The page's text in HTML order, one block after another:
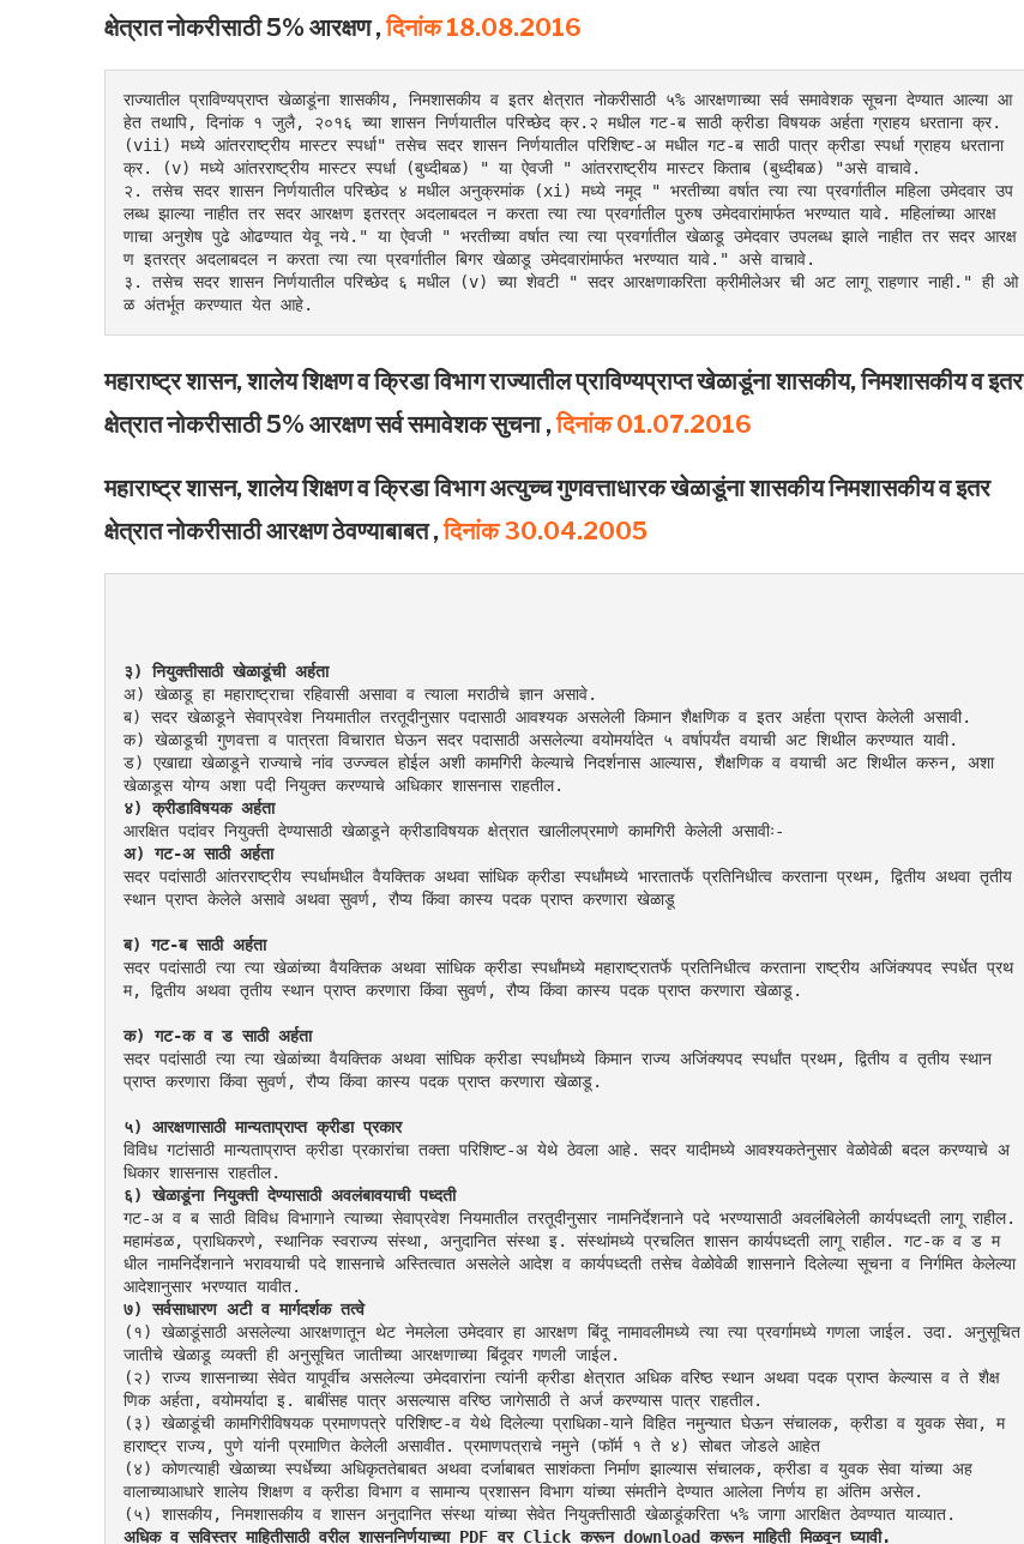
क्षेत्रात नोकरीसाठी 5% आरक्षण ,दिनांक 18.08.2016
राज्यातील प्राविण्यप्राप्त खेळाडूंना शासकीय, निमशासकीय व इतर क्षेत्रात नोकरीसाठी ५% आरक्षणाच्या सर्व समावेशक सूचना देण्यात आल्या आ
हेत तथापि, दिनांक १ जुलै, २०१६ च्या शासन निर्णयातील परिच्छेद क्र.२ मधील गट-ब साठी क्रीडा विषयक अर्हता ग्राहय धरताना क्र.
(vii) मध्ये आंतरराष्ट्रीय मास्टर स्पर्धा" तसेच सदर शासन निर्णयातील परिशिष्ट-अ मधील गट-ब साठी पात्र क्रीडा स्पर्धा ग्राहय धरताना
क्र. (v) मध्ये आंतरराष्ट्रीय मास्टर स्पर्धा (बुध्दीबळ) " या ऐवजी " आंतरराष्ट्रीय मास्टर किताब (बुध्दीबळ) "असे वाचावे.
२. तसेच सदर शासन निर्णयातील परिच्छेद ४ मधील अनुक्रमांक (xi) मध्ये नमूद " भरतीच्या वर्षात त्या त्या प्रवर्गातील महिला उमेदवार उप
लब्ध झाल्या नाहीत तर सदर आरक्षण इतरत्र अदलाबदल न करता त्या त्या प्रवर्गातील पुरुष उमेदवारांमार्फत भरण्यात यावे. महिलांच्या आरक्ष
णाचा अनुशेष पुढे ओढण्यात येवू नये." या ऐवजी " भरतीच्या वर्षात त्या त्या प्रवर्गातील खेळाडू उमेदवार उपलब्ध झाले नाहीत तर सदर आरक्ष
ण इतरत्र अदलाबदल न करता त्या त्या प्रवर्गातील बिगर खेळाडू उमेदवारांमार्फत भरण्यात यावे." असे वाचावे.
३. तसेच सदर शासन निर्णयातील परिच्छेद ६ मधील (v) च्या शेवटी " सदर आरक्षणाकरिता क्रीमीलेअर ची अट लागू राहणार नाही." ही ओ
ळ अंतर्भूत करण्यात येत आहे.
महाराष्ट्र शासन, शालेय शिक्षण व क्रिडा विभाग राज्यातील प्राविण्यप्राप्त खेळाडूंना शासकीय, निमशासकीय व इतर
क्षेत्रात नोकरीसाठी 5% आरक्षण सर्व समावेशक सुचना ,दिनांक 01.07.2016
महाराष्ट्र शासन, शालेय शिक्षण व क्रिडा विभाग अत्युच्च गुणवत्ताधारक खेळाडूंना शासकीय निमशासकीय व इतर
क्षेत्रात नोकरीसाठी आरक्षण ठेवण्याबाबत ,दिनांक 30.04.2005
३) नियुक्तीसाठी खेळाडूंची अर्हता
अ) खेळाडू हा महाराष्ट्राचा रहिवासी असावा व त्याला मराठीचे ज्ञान असावे.
ब) सदर खेळाडूने सेवाप्रवेश नियमातील तरतूदीनुसार पदासाठी आवश्यक असलेली किमान शैक्षणिक व इतर अर्हता प्राप्त केलेली असावी.
क) खेळाडूची गुणवत्ता व पात्रता विचारात घेऊन सदर पदासाठी असलेल्या वयोमर्यादेत ५ वर्षापर्यंत वयाची अट शिथील करण्यात यावी.
ड) एखाद्या खेळाडूने राज्याचे नांव उज्ज्वल होईल अशी कामगिरी केल्याचे निदर्शनास आल्यास, शैक्षणिक व वयाची अट शिथील करुन, अशा
खेळाडूस योग्य अशा पदी नियुक्त करण्याचे अधिकार शासनास राहतील.
४) क्रीडाविषयक अर्हता
आरक्षित पदांवर नियुक्ती देण्यासाठी खेळाडूने क्रीडाविषयक क्षेत्रात खालीलप्रमाणे कामगिरी केलेली असावीः-
अ) गट-अ साठी अर्हता
सदर पदांसाठी आंतरराष्ट्रीय स्पर्धामधील वैयक्तिक अथवा सांधिक क्रीडा स्पर्धांमध्ये भारतातर्फे प्रतिनिधीत्व करताना प्रथम, द्वितीय अथवा तृतीय
स्थान प्राप्त केलेले असावे अथवा सुवर्ण, रौप्य किंवा कास्य पदक प्राप्त करणारा खेळाडू
ब) गट-ब साठी अर्हता
सदर पदांसाठी त्या त्या खेळांच्या वैयक्तिक अथवा सांधिक क्रीडा स्पर्धांमध्ये महाराष्ट्रातर्फे प्रतिनिधीत्व करताना राष्ट्रीय अजिंक्यपद स्पर्धेत प्रथ
म, द्वितीय अथवा तृतीय स्थान प्राप्त करणारा किंवा सुवर्ण, रौप्य किंवा कास्य पदक प्राप्त करणारा खेळाडू.
क) गट-क व ड साठी अर्हता
सदर पदांसाठी त्या त्या खेळांच्या वैयक्तिक अथवा सांघिक क्रीडा स्पर्धांमध्ये किमान राज्य अजिंक्यपद स्पर्धांत प्रथम, द्वितीय व तृतीय स्थान
प्राप्त करणारा किंवा सुवर्ण, रौप्य किंवा कास्य पदक प्राप्त करणारा खेळाडू.
५) आरक्षणासाठी मान्यताप्राप्त क्रीडा प्रकार
विविध गटांसाठी मान्यताप्राप्त क्रीडा प्रकारांचा तक्ता परिशिष्ट-अ येथे ठेवला आहे. सदर यादीमध्ये आवश्यकतेनुसार वेळोवेळी बदल करण्याचे अ
धिकार शासनास राहतील.
६) खेळाडूंना नियुक्ती देण्यासाठी अवलंबावयाची पध्दती
गट-अ व ब साठी विविध विभागाने त्याच्या सेवाप्रवेश नियमातील तरतूदीनुसार नामनिर्देशनाने पदे भरण्यासाठी अवलंबिलेली कार्यपध्दती लागू राहील.
महामंडळ, प्राधिकरणे, स्थानिक स्वराज्य संस्था, अनुदानित संस्था इ. संस्थांमध्ये प्रचलित शासन कार्यपध्दती लागू राहील. गट-क व ड म
धील नामनिर्देशनाने भरावयाची पदे शासनाचे अस्तित्वात असलेले आदेश व कार्यपध्दती तसेच वेळोवेळी शासनाने दिलेल्या सूचना व निर्गमित केलेल्या
आदेशानुसार भरण्यात यावीत.
७) सर्वसाधारण अटी व मार्गदर्शक तत्वे
(१) खेळाडूंसाठी असलेल्या आरक्षणातून थेट नेमलेला उमेदवार हा आरक्षण बिंदू नामावलीमध्ये त्या त्या प्रवर्गामध्ये गणला जाईल. उदा. अनुसूचित
जातीचे खेळाडू व्यक्ती ही अनुसूचित जातीच्या आरक्षणाच्या बिंदूवर गणली जाईल.
(२) राज्य शासनाच्या सेवेत यापूर्वीच असलेल्या उमेदवारांना त्यांनी क्रीडा क्षेत्रात अधिक वरिष्ठ स्थान अथवा पदक प्राप्त केल्यास व ते शैक्ष
णिक अर्हता, वयोमर्यादा इ. बाबींसह पात्र असल्यास वरिष्ठ जागेसाठी ते अर्ज करण्यास पात्र राहतील.
(३) खेळाडूंची कामगिरीविषयक प्रमाणपत्रे परिशिष्ट-व येथे दिलेल्या प्राधिका-याने विहित नमुन्यात घेऊन संचालक, क्रीडा व युवक सेवा, म
हाराष्ट्र राज्य, पुणे यांनी प्रमाणित केलेली असावीत. प्रमाणपत्राचे नमुने (फॉर्म १ ते ४) सोबत जोडले आहेत
(४) कोणत्याही खेळाच्या स्पर्धेच्या अधिकृततेबाबत अथवा दर्जाबाबत साशंकता निर्माण झाल्यास संचालक, क्रीडा व युवक सेवा यांच्या अह
वालाच्याआधारे शालेय शिक्षण व क्रीडा विभाग व सामान्य प्रशासन विभाग यांच्या संमतीने देण्यात आलेला निर्णय हा अंतिम असेल.
(५) शासकीय, निमशासकीय व शासन अनुदानित संस्था यांच्या सेवेत नियुक्तीसाठी खेळाडूंकरिता ५% जागा आरक्षित ठेवण्यात याव्यात.
अधिक व सविस्तर माहितीसाठी वरील शासननिर्णयाच्या PDF वर Click करून download करून माहिती मिळवून घ्यावी.